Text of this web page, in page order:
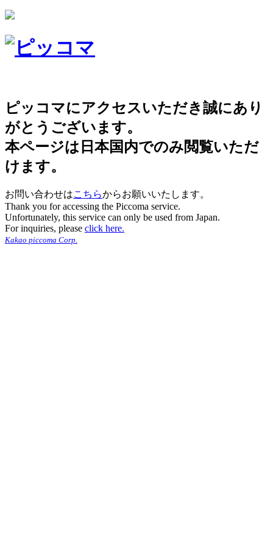
ピッコマにアクセスいただき誠にあり
がとうございます。
本ページは日本国内でのみ閲覧いただ
けます。
お問い合わせはこちらからお願いいたします。
Thank you for accessing the Piccoma service.
Unfortunately, this service can only be used from Japan.
For inquiries, please click here.
Kakao piccoma Corp.